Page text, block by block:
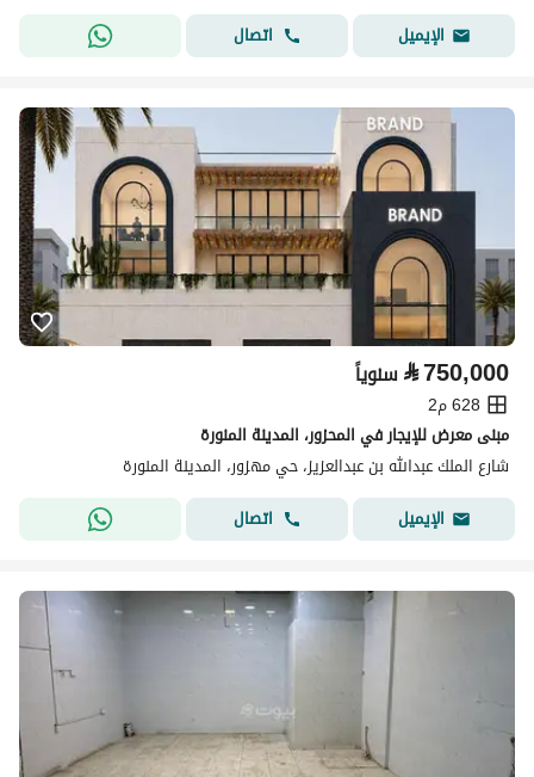
الإيميل
اتصال
⃁750,000 سنوياً
628 م2
مبنى معرض للإيجار في المحزور، المدينة المنورة
شارع الملك عبدالله بن عبدالعزيز، حي مهزور، المدينة المنورة
الإيميل
اتصال